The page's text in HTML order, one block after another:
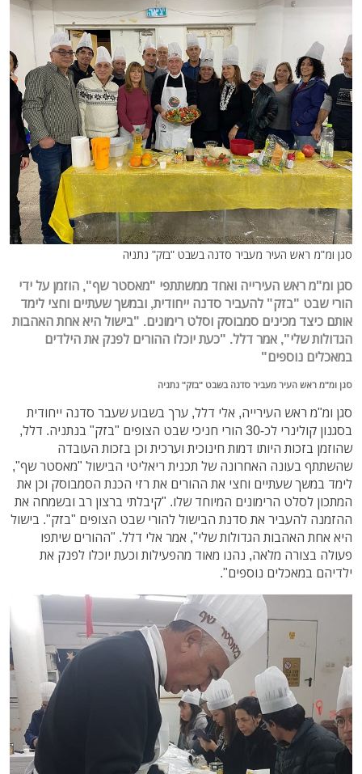
סגן ומ"מ ראש העיר מעביר סדנה בשבט "בזק" נתניה
סגן ומ"מ ראש העירייה ואחד ממשתתפי "מאסטר שף", הוזמן על ידי
הורי שבט "בזק" להעביר סדנה ייחודית, ובמשך שעתיים וחצי לימד
אותם כיצד מכינים סמבוסק וסלט רימונים. "בישול היא אחת האהבות
הגדולות שלי", אמר דלל. "כעת יוכלו ההורים לפנק את הילדים
במאכלים נוספים"
סגן ומ"מ ראש העיר מעביר סדנה בשבט "בזק" נתניה
סגן ומ"מ ראש העירייה, אלי דלל, ערך בשבוע שעבר סדנה ייחודית
בסגנון קולינרי לכ-30 הורי חניכי שבט הצופים "בזק" בנתניה. דלל,
שהוזמן בזכות היותו דמות חינוכית וערכית וכן בזכות העובדה
שהשתתף בעונה האחרונה של תכנית ריאליטי הבישול "מאסטר שף",
לימד במשך שעתיים וחצי את ההורים את רזי הכנת הסמבוסק וכן את
המתכון לסלט הרימונים המיוחד שלו. "קיבלתי ברצון רב ובשמחה את
ההזמנה להעביר את סדנת הבישול להורי שבט הצופים "בזק". בישול
היא אחת האהבות הגדולות שלי", אמר אלי דלל. "ההורים שיתפו
פעולה בצורה מלאה, נהנו מאוד מהפעילות וכעת יוכלו לפנק את
ילדיהם במאכלים נוספים".